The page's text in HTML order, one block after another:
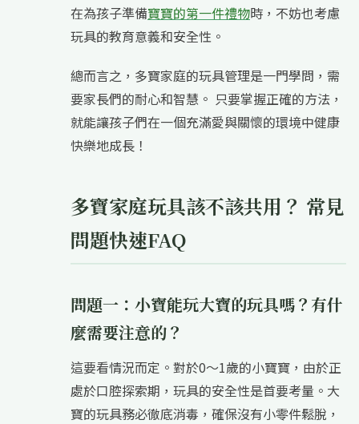
在為孩子準備寶寶的第一件禮物時，不妨也考慮
玩具的教育意義和安全性。
總而言之，多寶家庭的玩具管理是一門學問，需
要家長們的耐心和智慧。 只要掌握正確的方法，
就能讓孩子們在一個充滿愛與關懷的環境中健康
快樂地成長！
多寶家庭玩具該不該共用？ 常見
問題快速FAQ
問題一：小寶能玩大寶的玩具嗎？有什
麼需要注意的？
這要看情況而定。對於0～1歲的小寶寶，由於正
處於口腔探索期，玩具的安全性是首要考量。大
寶的玩具務必徹底消毒，確保沒有小零件鬆脫，